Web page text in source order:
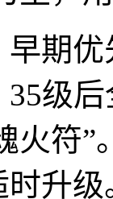
期优
级
火符
时升级